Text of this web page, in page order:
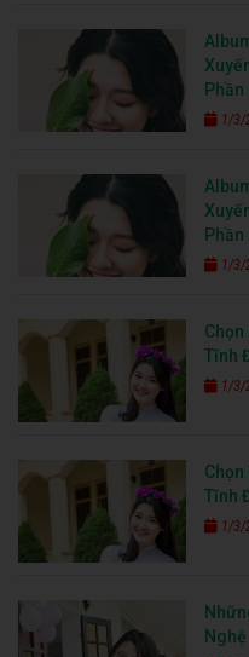
Phần
1/3/
Phần
1/3/
Chọn
Tĩnh
1/3/
Chọn
Tĩnh
1/3/